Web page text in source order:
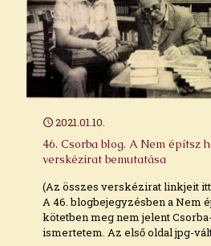
2021.01.10.
46. Csorba blog. A Nem építsz
verskézirat bemutatása
(Az összes verskézirat linkjeit
A 46. blogbejegyzésben a Nem
kötetben meg nem jelent
ismertetem. Az első oldal jpg-